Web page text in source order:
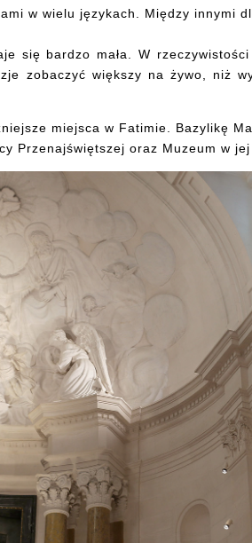
w wielu językach. Między innymi
się bardzo mała. W
zobaczyć większy na żywo, niż
miejsca w Fatimie. Bazylikę
Przenajświętszej oraz Muzeum w